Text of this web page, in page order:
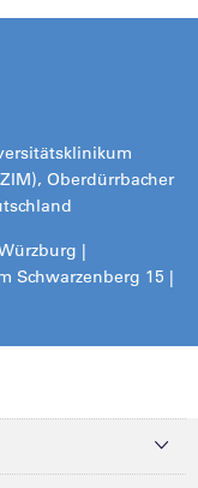
Oberdürrbacher
|
Schwarzenberg 15 |